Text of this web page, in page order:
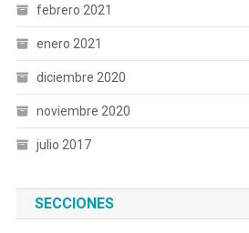
febrero 2021
enero 2021
diciembre 2020
noviembre 2020
julio 2017
SECCIONES